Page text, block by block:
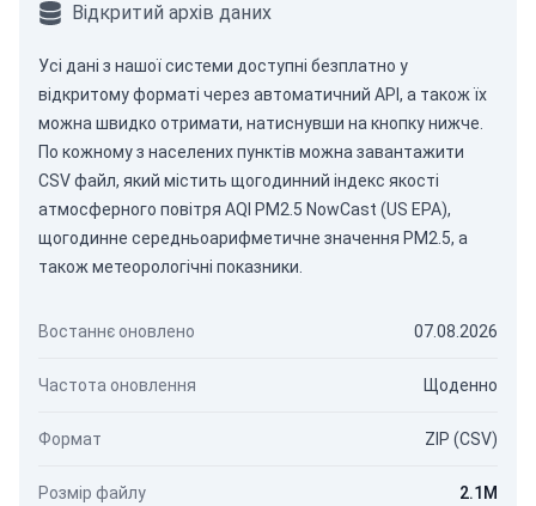
Відкритий архів даних
Усі дані з нашої системи доступні безплатно у
відкритому форматі через автоматичний API , а також їх
можна швидко отримати, натиснувши на кнопку нижче.
По кожному з населених пунктів можна завантажити
CSV файл, який містить щогодинний індекс якості
атмосферного повітря AQI PM2.5 NowCast (US EPA),
щогодинне середньоарифметичне значення PM2.5, а
також метеорологічні показники.
Востаннє оновлено 07.08.2026
Частота оновлення Щоденно
Формат ZIP (CSV)
Розмір файлу 2.1M